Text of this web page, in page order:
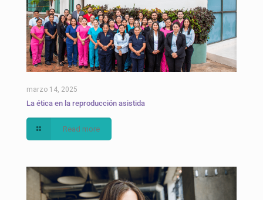
marzo 14, 2025
La ética en la reproducción asistida
Read more